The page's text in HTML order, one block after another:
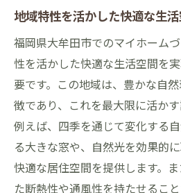
エコライフを実現する
地域と共にある暮らし
未来を見据えた住まい
地域特性を活かした快適な生
福岡県大牟田市でのマイホーム
性を活かした快適な生活空間を
要です。この地域は、豊かな自
徴であり、これを最大限に活かす
例えば、四季を通じて変化する
る大きな窓や、自然光を効果的
快適な居住空間を提供します。
た断熱性や通風性を持たせるこ